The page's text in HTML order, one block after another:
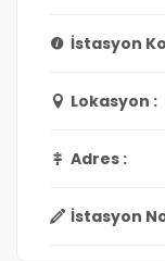
İstasyon
Lokasyon :
Adres :
İstasyon